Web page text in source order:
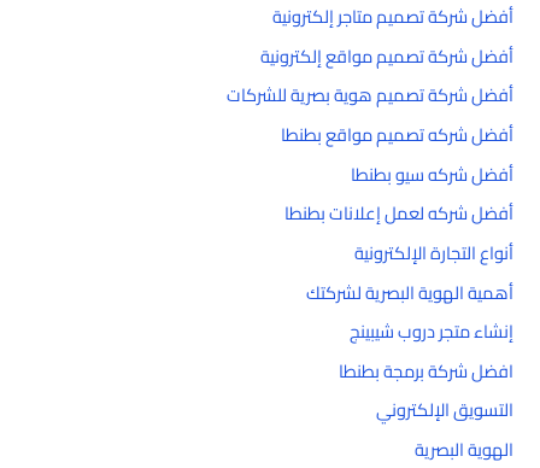
أفضل شركة تصميم متاجر إلكترونية
أفضل شركة تصميم مواقع إلكترونية
أفضل شركة تصميم هوية بصرية للشركات
أفضل شركه تصميم مواقع بطنطا
أفضل شركه سيو بطنطا
أفضل شركه لعمل إعلانات بطنطا
أنواع التجارة الإلكترونية
أهمية الهوية البصرية لشركتك
إنشاء متجر دروب شيبينج
افضل شركة برمجة بطنطا
التسويق الإلكتروني
الهوية البصرية